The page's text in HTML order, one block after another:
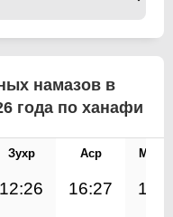
намазов в
года по ханафи
Зухр Аср
12:26 16:27